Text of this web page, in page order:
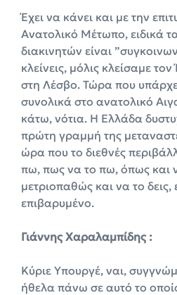
Έχει να κάνει και με την
Ανατολικό Μέτωπο, ειδικά
διακινητών είναι
κλείνεις, μόλις κλείσαμε
στη Λέσβο. Τώρα που
συνολικά στο ανατολικό
κάτω, νότια. Η Ελλάδα
πρώτη γραμμή της
ώρα που το διεθνές
πω, πως να το πω, όπως και
μετριοπαθώς και να το δεις,
επιβαρυμένο.
Γιάννης Χαραλαμπίδης :
Κύριε Υπουργέ, ναι,
ήθελα πάνω σε αυτό το